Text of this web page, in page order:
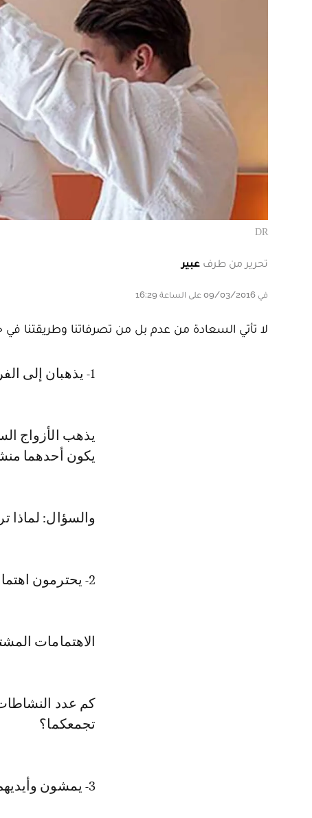
DR
تحرير من طرف عبير
في 09/03/2016 على الساعة 16:29
لا تأتي السعادة من عدم بل من تصرفاتنا وطريقتنا في جلبها، إليك 10 عادات يمارسها أسعد
1- يذهبان إلى
يذهب الأزواج
يكون أحدهما
والسؤال: لماذا
2- يحترمون اهتماماتهم المشتركة
الاهتمامات
كم عدد
تجمعكما؟
3- يمشون وأيديهم بأيد بعض